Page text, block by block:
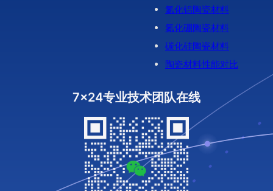
氮化铝陶瓷材料
氮化硼陶瓷材料
碳化硅陶瓷材料
陶瓷材料性能对比
7x24专业技术团队在线